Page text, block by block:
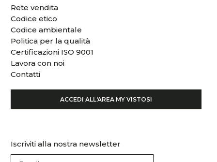
Rete vendita
Codice etico
Codice ambientale
Politica per la qualità
Certificazioni ISO 9001
Lavora con noi
Contatti
ACCEDI ALL'AREA MY VISTOSI
Iscriviti alla nostra newsletter